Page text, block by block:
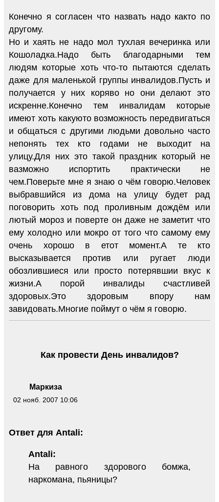
Конечно я согласен что назвать надо както по
другому.
Но и хаять не надо мол тухлая вечеринка или
Кошоладка.Надо быть благодарными тем
людям которые хоть что-то пытаются сделать
даже для маленькой группы инвалидов.Пусть и
получается у них коряво но они делают это
искренне.Конечно тем инвалидам которые
имеют хоть какуюто возможность передвигаться
и общаться с другими людьми довольно часто
непонять тех кто годами не выходит на
улицу.Для них это такой праздник который не
вазможно испортить практически не
чем.Поверьте мне я знаю о чём говорю.Человек
выбравшийся из дома на улицу будет рад
поговорить хоть под проливным дождём или
лютый мороз и поверте он даже не заметит что
ему холодно или мокро от того что самому ему
очень хорошо в етот момент.А те кто
высказывается против или ругает люди
обозлившиеся или просто потерявшии вкус к
жизни.А порой инвалиды счастливей
здоровых.Это здоровым впору нам
завидовать.Многие поймут о чём я говорю.
Маркиза
02 нояб. 2007 10:06
Как провести День инвалидов?
Ответ для Antali:
Antali:
На равного здорового бомжа,
наркомана, пьяницы?